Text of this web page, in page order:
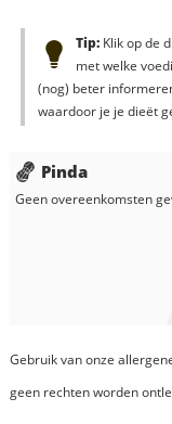
Tip:Klik op de
met welke
(nog) beter
waardoor je je dieët
Pinda
Geen overeenkomsten
Gebruik van onze
geen rechten worden